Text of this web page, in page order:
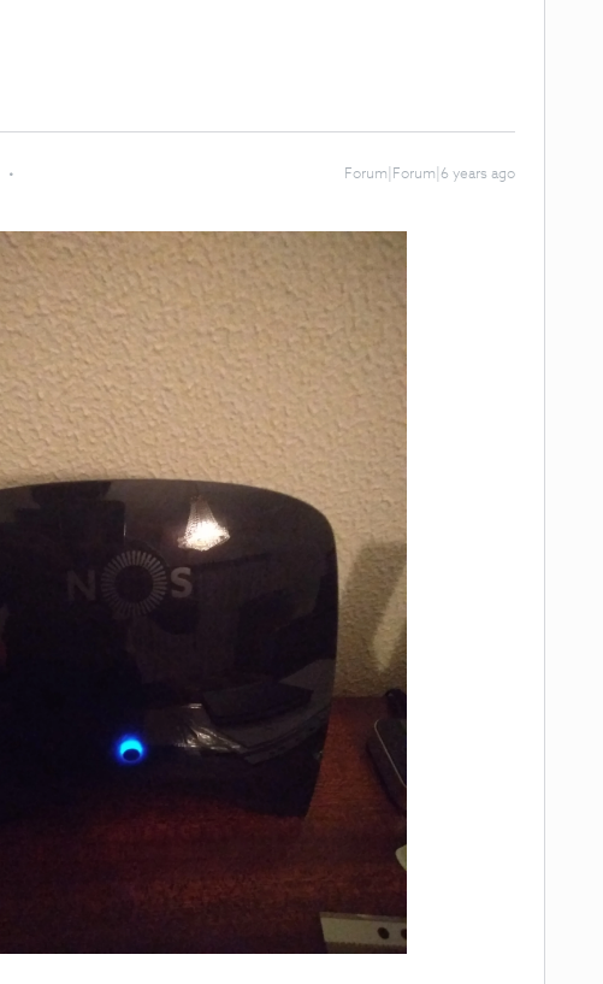
Forum|Forum|6 years ago